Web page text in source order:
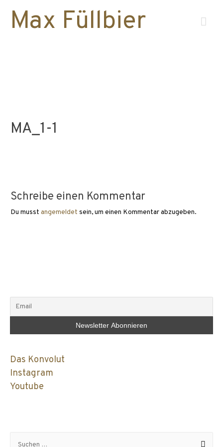
Max Füllbier
MA_1-1
Schreibe einen Kommentar
Du musstangemeldet sein, um einen Kommentar abzugeben.
Das Konvolut
Instagram
Youtube